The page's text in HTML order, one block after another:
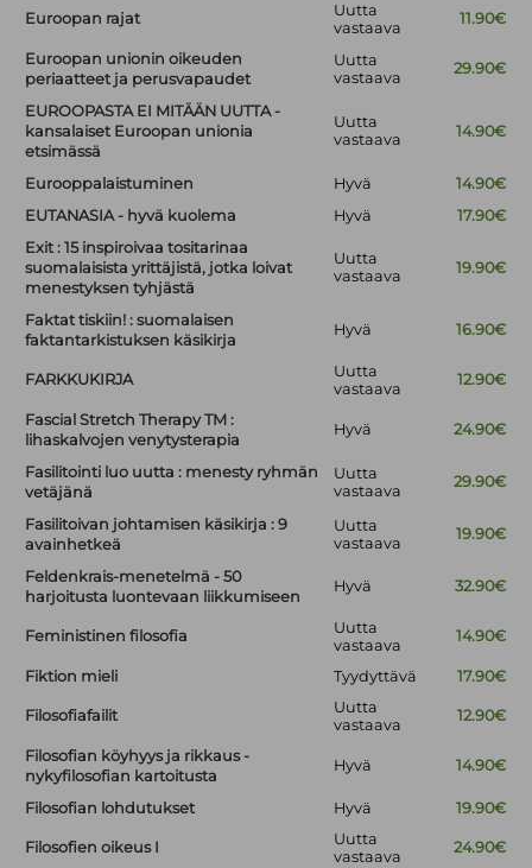
Euroopan rajat
Uutta
vastaava
11.90€
Euroopan unionin oikeuden
periaatteet ja perusvapaudet
Uutta
vastaava
29.90€
EUROOPASTA EI MITÄÄN UUTTA -
kansalaiset Euroopan unionia
etsimässä
Uutta
vastaava
14.90€
Eurooppalaistuminen Hyvä
14.90€
EUTANASIA - hyvä kuolema
Hyvä
17.90€
Exit : 15 inspiroivaa tositarinaa
suomalaisista yrittäjistä, jotka loivat
menestyksen tyhjästä
Uutta
vastaava
19.90€
Faktat tiskiin! : suomalaisen
faktantarkistuksen käsikirja
Hyvä 16.90€
FARKKUKIRJA
Uutta
vastaava
12.90€
Fascial Stretch Therapy TM :
lihaskalvojen venytysterapia
Hyvä 24.90€
Fasilitointi luo uutta : menesty ryhmän
vetäjänä
Uutta
vastaava
29.90€
Fasilitoivan johtamisen käsikirja : 9
avainhetkeä
Uutta
vastaava
19.90€
Feldenkrais-menetelmä - 50
harjoitusta luontevaan liikkumiseen
Hyvä 32.90€
Feministinen filosofia
Uutta
vastaava
14.90€
Fiktion mieli Tyydyttävä 17.90€
Filosofiafailit
Uutta
vastaava
12.90€
Filosofian köyhyys ja rikkaus -
nykyfilosofian kartoitusta
Hyvä 14.90€
Filosofian lohdutukset Hyvä 19.90€
Filosofien oikeus I
Uutta
vastaava
24.90€